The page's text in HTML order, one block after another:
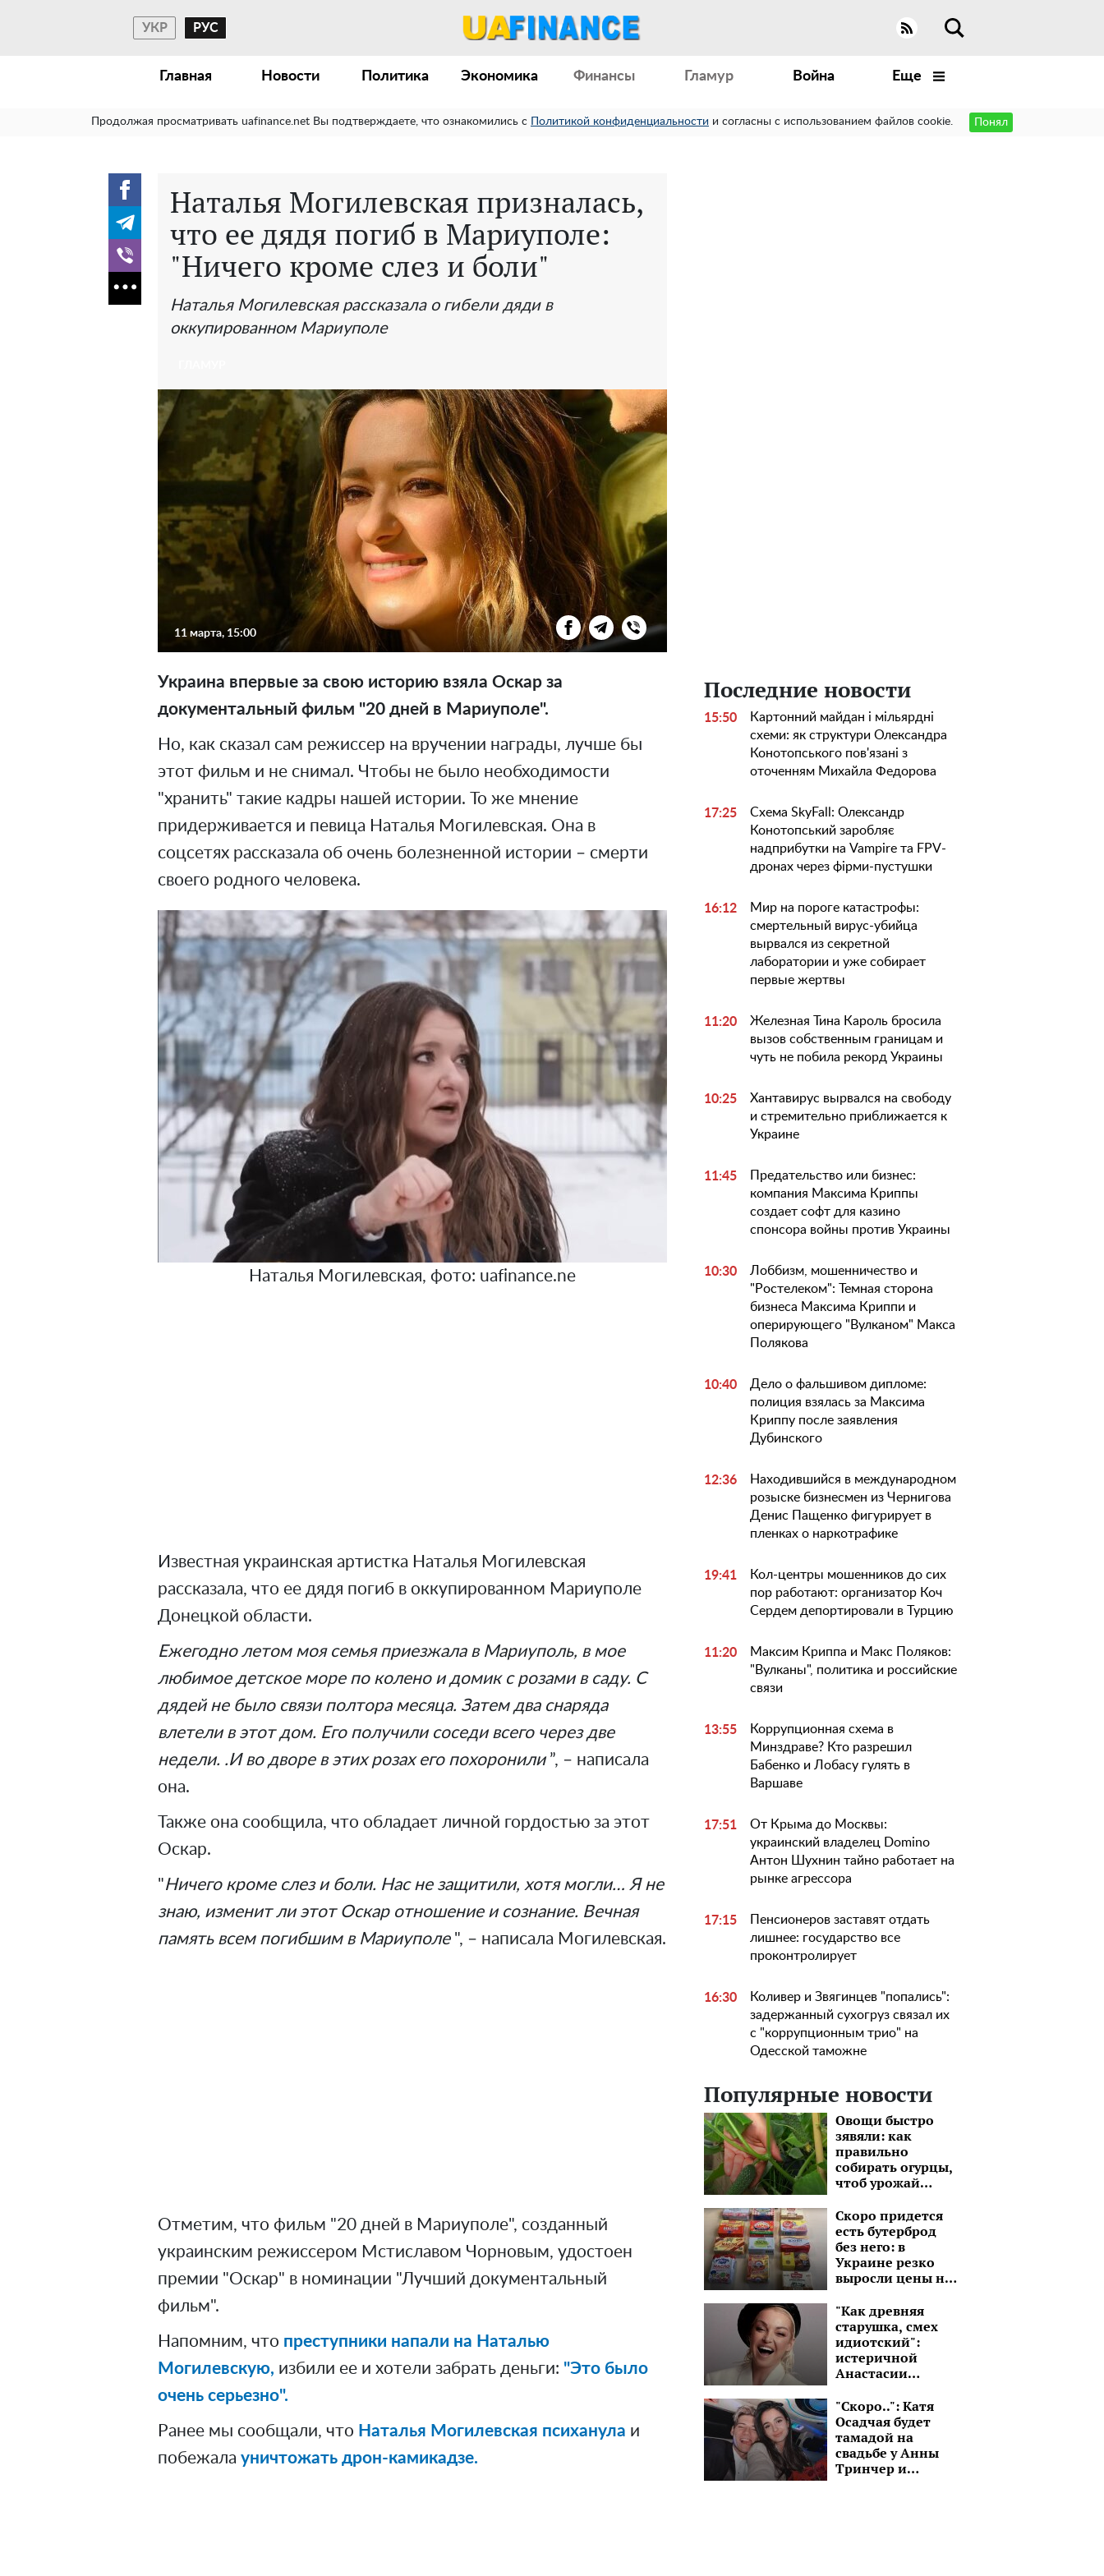
УКР РУС
Главная Новости Политика Экономика Финансы Гламур Война Еще
Продолжая просматривать uafinance.net Вы подтверждаете, что ознакомились с Политикой конфиденциальности и согласны с использованием файлов cookie. Понял
Наталья Могилевская призналась,
что ее дядя погиб в Мариуполе:
"Ничего кроме слез и боли"
Наталья Могилевская рассказала о гибели дяди в
оккупированном Мариуполе
11 марта, 15:00
Украина впервые за свою историю взяла Оскар за
документальный фильм "20 дней в Мариуполе".
Но, как сказал сам режиссер на вручении награды, лучше бы
этот фильм и не снимал. Чтобы не было необходимости
"хранить" такие кадры нашей истории. То же мнение
придерживается и певица Наталья Могилевская. Она в
соцсетях рассказала об очень болезненной истории – смерти
своего родного человека.
Наталья Могилевская, фото: uafinance.ne
Известная украинская артистка Наталья Могилевская
рассказала, что ее дядя погиб в оккупированном Мариуполе
Донецкой области.
Ежегодно летом моя семья приезжала в Мариуполь, в мое
любимое детское море по колено и домик с розами в саду. С
дядей не было связи полтора месяца. Затем два снаряда
влетели в этот дом. Его получили соседи всего через две
недели. .И во дворе в этих розах его похоронили”, – написала
она.
Также она сообщила, что обладает личной гордостью за этот
Оскар.
"Ничего кроме слез и боли. Нас не защитили, хотя могли… Я не
знаю, изменит ли этот Оскар отношение и сознание. Вечная
память всем погибшим в Мариуполе", – написала Могилевская.
Отметим, что фильм "20 дней в Мариуполе", созданный
украинским режиссером Мстиславом Чорновым, удостоен
премии "Оскар" в номинации "Лучший документальный
фильм".
Напомним, что преступники напали на Наталью
Могилевскую, избили ее и хотели забрать деньги: "Это было
очень серьезно".
Ранее мы сообщали, что Наталья Могилевская психанула и
побежала уничтожать дрон-камикадзе.
Последние новости
15:50
Картонний майдан і мільярдні
схеми: як структури Олександра
Конотопського пов'язані з
оточенням Михайла Федорова
17:25
Схема SkyFall: Олександр
Конотопський заробляє
надприбутки на Vampire та FPV-
дронах через фірми-пустушки
16:12
Мир на пороге катастрофы:
смертельный вирус-убийца
вырвался из секретной
лаборатории и уже собирает
первые жертвы
11:20
Железная Тина Кароль бросила
вызов собственным границам и
чуть не побила рекорд Украины
10:25
Хантавирус вырвался на свободу
и стремительно приближается к
Украине
11:45
Предательство или бизнес:
компания Максима Криппы
создает софт для казино
спонсора войны против Украины
10:30
Лоббизм, мошенничество и
"Ростелеком": Темная сторона
бизнеса Максима Криппи и
оперирующего "Вулканом" Макса
Полякова
10:40
Дело о фальшивом дипломе:
полиция взялась за Максима
Криппу после заявления
Дубинского
12:36
Находившийся в международном
розыске бизнесмен из Чернигова
Денис Пащенко фигурирует в
пленках о наркотрафике
19:41
Кол-центры мошенников до сих
пор работают: организатор Коч
Сердем депортировали в Турцию
11:20
Максим Криппа и Макс Поляков:
"Вулканы", политика и российские
связи
13:55
Коррупционная схема в
Минздраве? Кто разрешил
Бабенко и Лобасу гулять в
Варшаве
17:51
От Крыма до Москвы:
украинский владелец Domino
Антон Шухнин тайно работает на
рынке агрессора
17:15
Пенсионеров заставят отдать
лишнее: государство все
проконтролирует
16:30
Коливер и Звягинцев "попались":
задержанный сухогруз связал их
с "коррупционным трио" на
Одесской таможне
Популярные новости
Овощи быстро
зявяли: как
правильно
собирать огурцы,
чтоб урожай
можно дольше
Скоро придется
есть бутерброд
без него: в
Украине резко
выросли цены на
"Как древняя
старушка, смех
идиотский":
истеричной
Анастасии
советуют
подлечить голову
"Скоро..": Катя
Осадчая будет
тамадой на
свадьбе у Анны
Тринчер и